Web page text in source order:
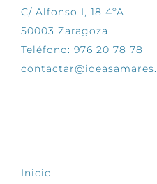
C/ Alfonso I, 18 4ºA
50003 Zaragoza
Teléfono: 976 20 78 78
Inicio